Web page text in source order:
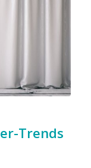
Trends